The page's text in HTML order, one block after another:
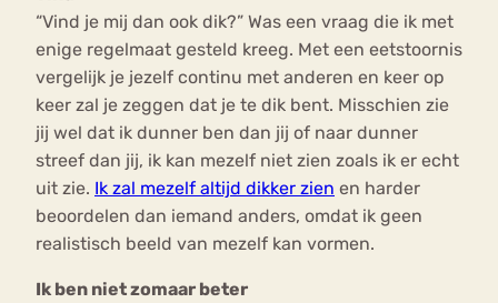
“Vind je mij dan ook dik?” Was een vraag die ik met
enige regelmaat gesteld kreeg. Met een eetstoornis
vergelijk je jezelf continu met anderen en keer op
keer zal je zeggen dat je te dik bent. Misschien zie
jij wel dat ik dunner ben dan jij of naar dunner
streef dan jij, ik kan mezelf niet zien zoals ik er echt
uit zie. Ik zal mezelf altijd dikker zien en harder
beoordelen dan iemand anders, omdat ik geen
realistisch beeld van mezelf kan vormen.
Ik ben niet zomaar beter